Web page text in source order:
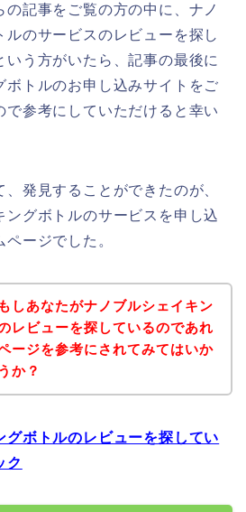
の記事をご覧の方の中に、ナノ
ルのサービスのレビューを探し
いう方がいたら、記事の最後に
ボトルのお申し込みサイトをご
で参考にしていただけると幸い
発見することができたのが、
ングボトルのサービスを申し込
ージでした。
しあなたがナノブルシェイキン
レビューを探しているのであれ
ージを参考にされてみてはいか
か？
グボトルのレビューを探してい
ク